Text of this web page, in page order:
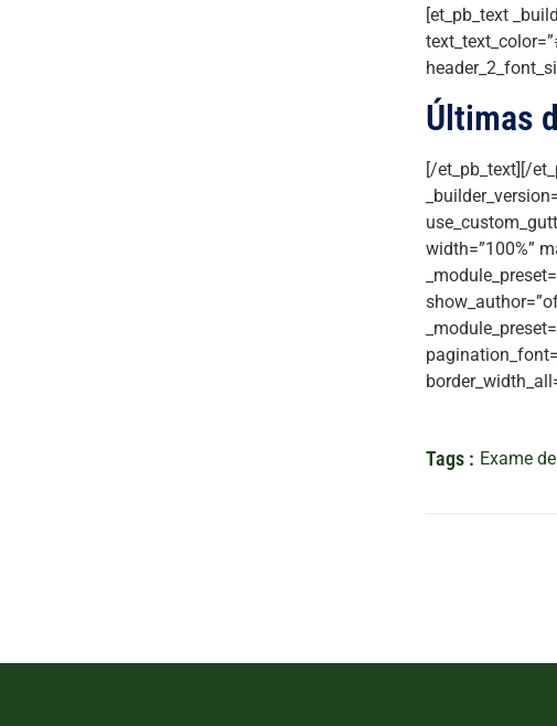
[et_pb_text
Últimas
[/et_pb_text][/
width=”100%”
Tags : Exame